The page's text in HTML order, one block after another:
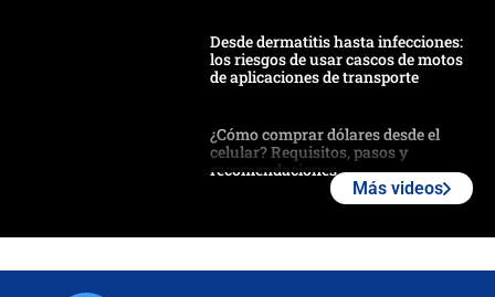
Desde dermatitis hasta infecciones:
los riesgos de usar cascos de motos
de aplicaciones de transporte
¿Cómo comprar dólares desde el
celular? Requisitos, pasos y
recomendaciones
Más videos